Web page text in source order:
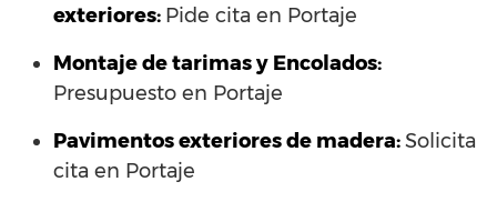
exteriores: Pide cita en Portaje
Montaje de tarimas y Encolados:
Presupuesto en Portaje
Pavimentos exteriores de madera:Solicita
cita en Portaje